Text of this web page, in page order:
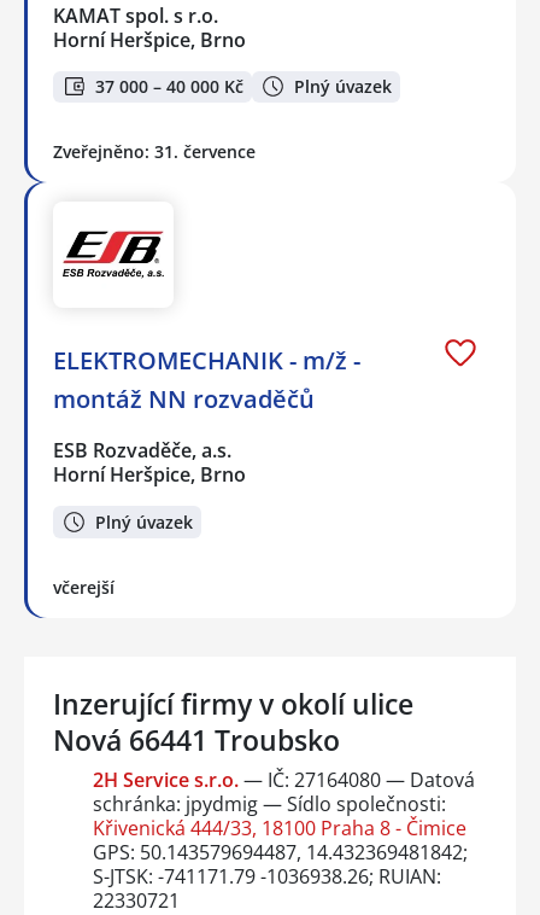
KAMAT spol. s r.o.
Horní Heršpice, Brno
37 000 – 40 000 Kč Plný úvazek
Zveřejněno: 31. července
ELEKTROMECHANIK - m/ž -
montáž NN rozvaděčů
ESB Rozvaděče, a.s.
Horní Heršpice, Brno
Plný úvazek
včerejší
Inzerující firmy v okolí ulice
Nová 66441 Troubsko
2H Service s.r.o.— IČ: 27164080 — Datová
schránka: jpydmig — Sídlo společnosti:
Křivenická 444/33, 18100 Praha 8 - Čimice
GPS: 50.143579694487, 14.432369481842;
S-JTSK: -741171.79 -1036938.26; RUIAN:
22330721